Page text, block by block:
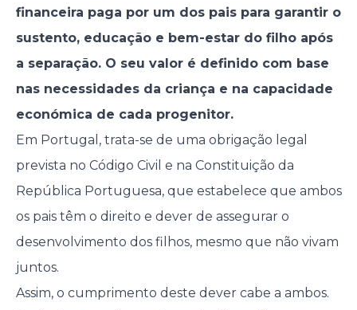
financeira paga por um dos pais para garantir o
sustento, educação e bem-estar do filho após
a separação. O seu valor é definido com base
nas necessidades da criança e na capacidade
económica de cada progenitor.
Em Portugal, trata-se de uma obrigação legal
prevista no Código Civil e na Constituição da
República Portuguesa, que estabelece que ambos
os pais têm o direito e dever de assegurar o
desenvolvimento dos filhos, mesmo que não vivam
juntos.
Assim, o cumprimento deste dever cabe a ambos.